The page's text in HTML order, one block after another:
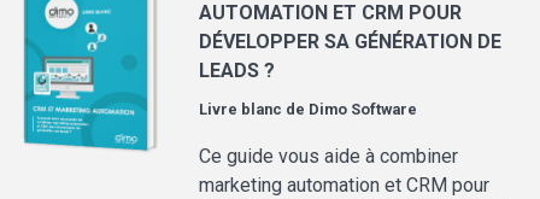
AUTOMATION ET CRM POUR
DÉVELOPPER SA GÉNÉRATION DE
LEADS ?
Livre blanc de Dimo Software
Ce guide vous aide à combiner
marketing automation et CRM pour